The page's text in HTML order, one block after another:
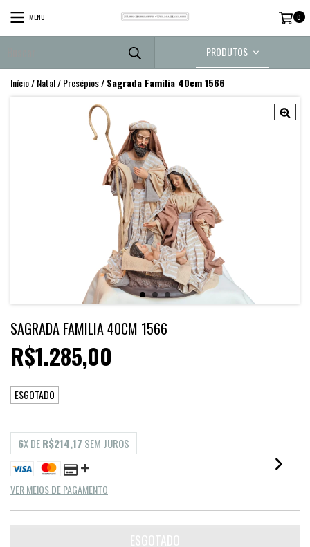
MENU 0
PRODUTOS
Início/Natal/Presépios/Sagrada Familia 40cm 1566
SAGRADA FAMILIA 40CM 1566
R$1.285,00
ESGOTADO
6X DER$214,17 SEM JUROS
VER MEIOS DE PAGAMENTO